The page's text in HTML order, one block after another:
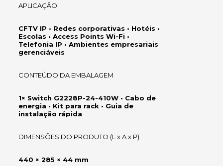
APLICAÇÃO
CFTV IP • Redes corporativas • Hotéis •
Escolas • Access Points Wi-Fi •
Telefonia IP • Ambientes empresariais
gerenciáveis
CONTEÚDO DA EMBALAGEM
1× Switch G2228P-24-410W • Cabo de
energia • Kit para rack • Guia de
instalação rápida
DIMENSÕES DO PRODUTO (L x A x P)
440 × 285 × 44 mm